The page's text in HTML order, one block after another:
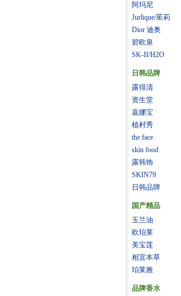
阿玛尼
Jurlique/茱莉
Dior 迪奥
碧欧泉
SK-II/H2O
日韩品牌
露得清
资生堂
嘉娜宝
植村秀
the face
skin food
露韩饰
SKIN79
日韩品牌
国产精品
玉兰油
欧珀莱
美宝莲
相宜本草
珀莱雅
品牌香水